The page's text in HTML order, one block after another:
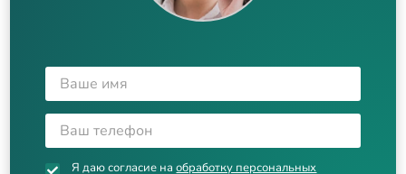
Я даю согласие наобработку персональных